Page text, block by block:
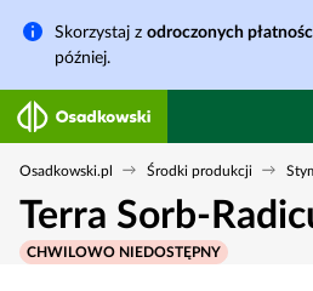
Skorzystaj z odroczonych
później.
Osadkowski.pl Środki produkcji
Terra Sorb-
CHWILOWO NIEDOSTĘPNY